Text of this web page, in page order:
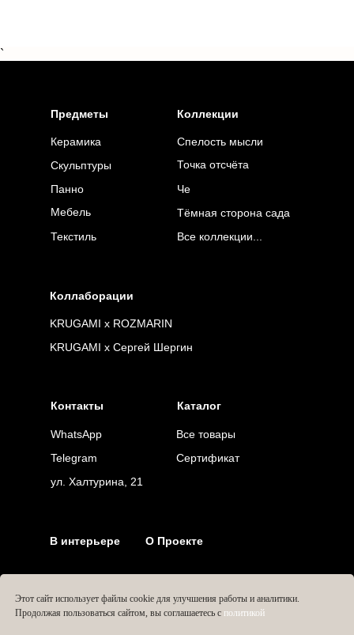
Этот сайт использует файлы cookie для улучшения работы и аналитики.
Продолжая пользоваться сайтом, вы соглашаетесь с политикой
`
Панно
Сертификат
Предметы Коллекции
Коллаборации
О Проекте
Все коллекции...
Мебель
Текстиль
Тёмная сторона сада
KRUGAMI x Сергей Шергин
Че
Точка отсчёта
Спелость мысли
KRUGAMI x ROZMARIN
Керамика
Скульптуры
ул. Халтурина, 21
В интерьере
Контакты
WhatsApp
Telegram
Каталог
Все товары